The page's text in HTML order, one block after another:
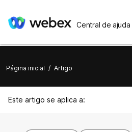
Central de ajuda
Página inicial / Artigo
Este artigo se aplica a: